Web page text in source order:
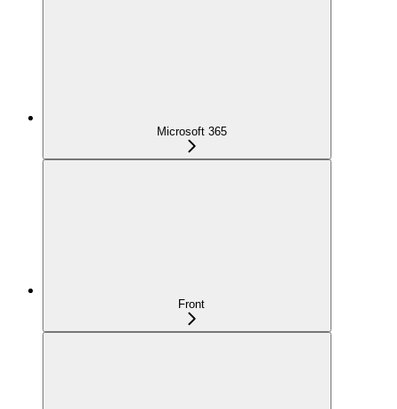
Microsoft 365
Front